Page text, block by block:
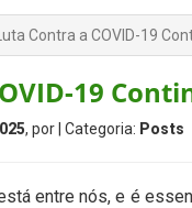
Contra a COVID-19
19
, por | Categoria: Posts
entre nós, e é